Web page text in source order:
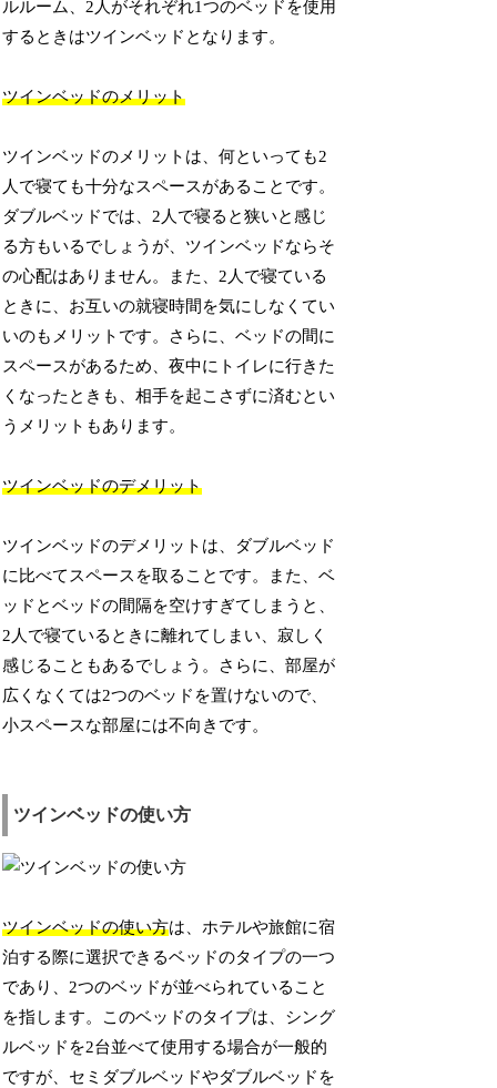
ルルーム、2人がそれぞれ1つのベッドを使用
するときはツインベッドとなります。
ツインベッドのメリット
ツインベッドのメリットは、何といっても2
人で寝ても十分なスペースがあることです。
ダブルベッドでは、2人で寝ると狭いと感じ
る方もいるでしょうが、ツインベッドならそ
の心配はありません。また、2人で寝ている
ときに、お互いの就寝時間を気にしなくてい
いのもメリットです。さらに、ベッドの間に
スペースがあるため、夜中にトイレに行きた
くなったときも、相手を起こさずに済むとい
うメリットもあります。
ツインベッドのデメリット
ツインベッドのデメリットは、ダブルベッド
に比べてスペースを取ることです。また、ベ
ッドとベッドの間隔を空けすぎてしまうと、
2人で寝ているときに離れてしまい、寂しく
感じることもあるでしょう。さらに、部屋が
広くなくては2つのベッドを置けないので、
小スペースな部屋には不向きです。
ツインベッドの使い方
ツインベッドの使い方は、ホテルや旅館に宿
泊する際に選択できるベッドのタイプの一つ
であり、2つのベッドが並べられていること
を指します。このベッドのタイプは、シング
ルベッドを2台並べて使用する場合が一般的
ですが、セミダブルベッドやダブルベッドを